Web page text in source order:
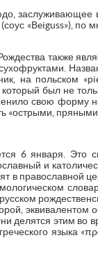
«Beiguss»), по
также
на польском
был не
свою
«острыми,
6 января. Это
и
в православной
делятся этим
языка